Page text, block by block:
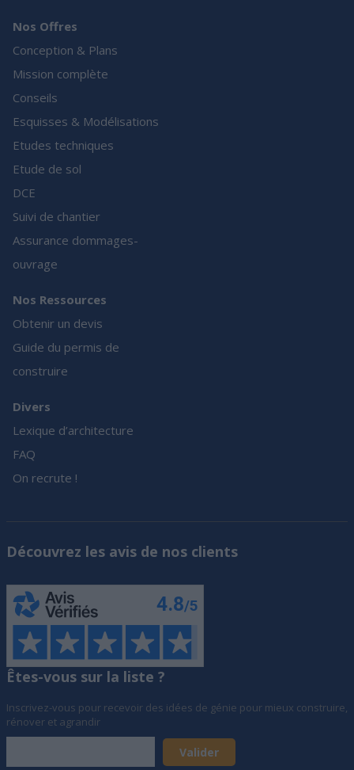
Nos Offres
Conception & Plans
Mission complète
Conseils
Esquisses & Modélisations
Etudes techniques
Etude de sol
DCE
Suivi de chantier
Assurance dommages-
ouvrage
Nos Ressources
Obtenir un devis
Guide du permis de
construire
Divers
Lexique d’architecture
FAQ
On recrute !
Découvrez les avis de nos clients
Êtes-vous sur la liste ?
Inscrivez-vous pour recevoir des idées de génie pour mieux construire,
rénover et agrandir